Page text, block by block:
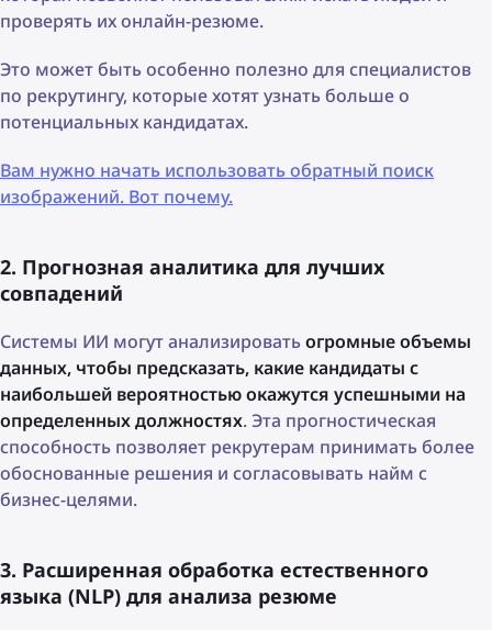
проверять их онлайн-резюме.
Это может быть особенно полезно для специалистов
по рекрутингу, которые хотят узнать больше о
потенциальных кандидатах.
Вам нужно начать использовать обратный поиск
изображений. Вот почему.
2. Прогнозная аналитика для лучших
совпадений
Системы ИИ могут анализироватьогромные объемы
данных, чтобы предсказать, какие кандидаты с
наибольшей вероятностью окажутся успешными на
определенных должностях. Эта прогностическая
способность позволяет рекрутерам принимать более
обоснованные решения и согласовывать найм с
бизнес-целями.
3. Расширенная обработка естественного
языка (NLP) для анализа резюме